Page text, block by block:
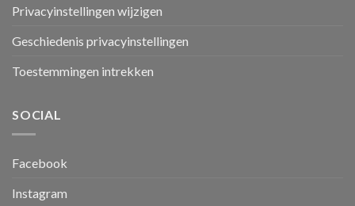
Privacyinstellingen wijzigen
Geschiedenis privacyinstellingen
Toestemmingen intrekken
SOCIAL
Facebook
Instagram